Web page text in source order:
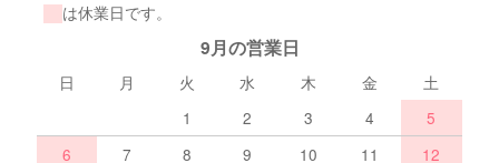
は休業日です。
9月の営業日
日 月 火 水 木 金
土
1
2 3 4
5
6
7 8 9 10 11
12